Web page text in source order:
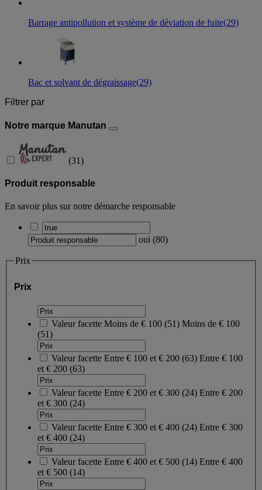
Barrage antipollution et système de déviation de fuite(29)
Bac et solvant de dégraissage(29)
Filtrer par
Notre marque Manutan
(31)
Produit responsable
En savoir plus sur notre démarche responsable
oui (80)
Prix
Prix
Valeur facette Moins de € 100 (51) Moins de € 100
(51)
Valeur facette Entre € 100 et € 200 (63) Entre € 100
et € 200 (63)
Valeur facette Entre € 200 et € 300 (24) Entre € 200
et € 300 (24)
Valeur facette Entre € 300 et € 400 (24) Entre € 300
et € 400 (24)
Valeur facette Entre € 400 et € 500 (14) Entre € 400
et € 500 (14)